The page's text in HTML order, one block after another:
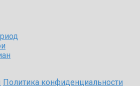
Политика конфиденциальности